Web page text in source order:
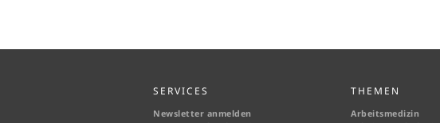
SERVICES
Newsletter anmelden
THEMEN
Arbeitsmedizin